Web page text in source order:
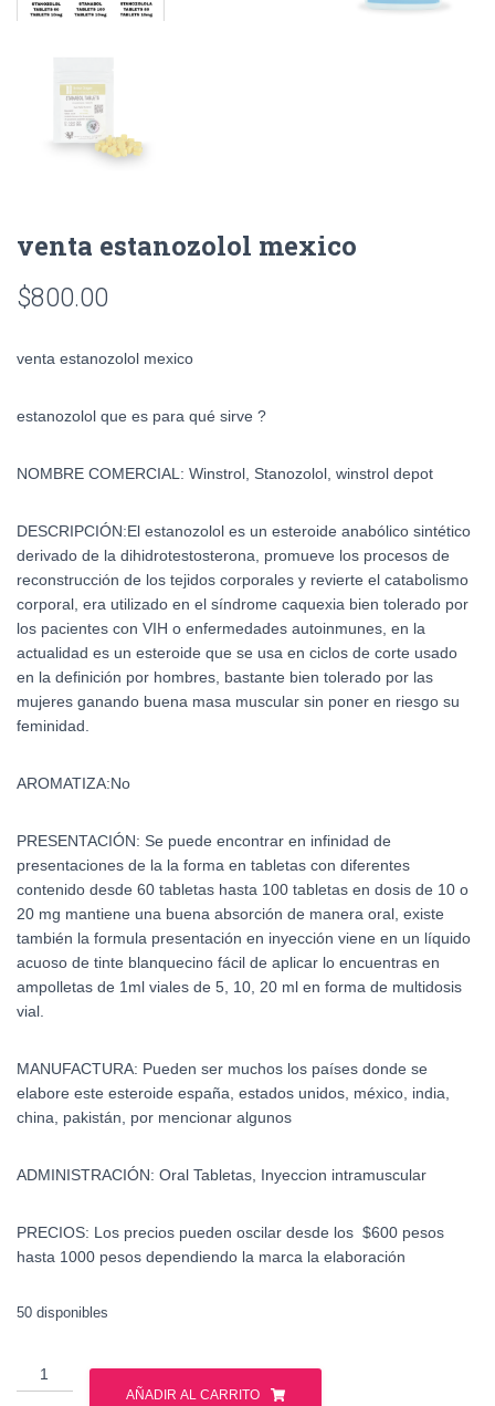
venta estanozolol mexico
$800.00
venta estanozolol mexico
estanozolol que es para qué sirve ?
NOMBRE COMERCIAL: Winstrol, Stanozolol, winstrol depot
DESCRIPCIÓN:El estanozolol es un esteroide anabólico sintético
derivado de la dihidrotestosterona, promueve los procesos de
reconstrucción de los tejidos corporales y revierte el catabolismo
corporal, era utilizado en el síndrome caquexia bien tolerado por
los pacientes con VIH o enfermedades autoinmunes, en la
actualidad es un esteroide que se usa en ciclos de corte usado
en la definición por hombres, bastante bien tolerado por las
mujeres ganando buena masa muscular sin poner en riesgo su
feminidad.
AROMATIZA:No
PRESENTACIÓN: Se puede encontrar en infinidad de
presentaciones de la la forma en tabletas con diferentes
contenido desde 60 tabletas hasta 100 tabletas en dosis de 10 o
20 mg mantiene una buena absorción de manera oral, existe
también la formula presentación en inyección viene en un líquido
acuoso de tinte blanquecino fácil de aplicar lo encuentras en
ampolletas de 1ml viales de 5, 10, 20 ml en forma de multidosis
vial.
MANUFACTURA: Pueden ser muchos los países donde se
elabore este esteroide españa, estados unidos, méxico, india,
china, pakistán, por mencionar algunos
ADMINISTRACIÓN: Oral Tabletas, Inyeccion intramuscular
PRECIOS: Los precios pueden oscilar desde los $600 pesos
hasta 1000 pesos dependiendo la marca la elaboración
50 disponibles
venta
estanozolol
AÑADIR AL CARRITO